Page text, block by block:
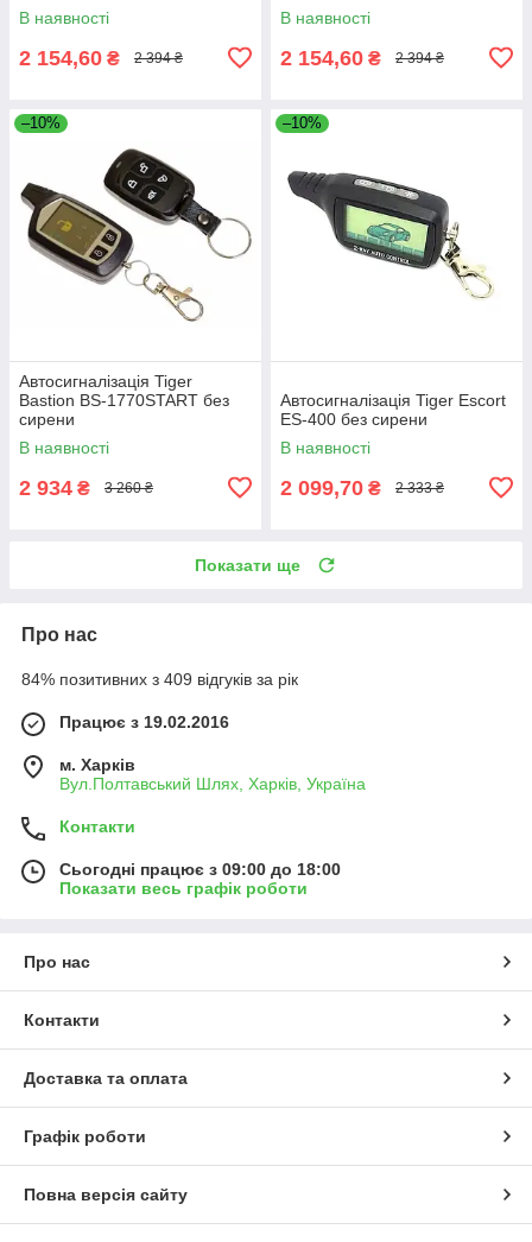
В наявності
2 154,60 ₴ 2 394 ₴
В наявності
2 154,60 ₴ 2 394 ₴
–10%
Автосигналізація Tiger
Bastion BS-1770START без
сирени
В наявності
2 934 ₴ 3 260 ₴
–10%
Автосигналізація Tiger Escort
ES-400 без сирени
В наявності
2 099,70 ₴ 2 333 ₴
Показати ще
Про нас
84% позитивних з 409 відгуків за рік
Працює з 19.02.2016
м. Харків
Вул.Полтавський Шлях, Харків, Україна
Контакти
Сьогодні працює з 09:00 до 18:00
Показати весь графік роботи
Про нас
Контакти
Доставка та оплата
Графік роботи
Повна версія сайту